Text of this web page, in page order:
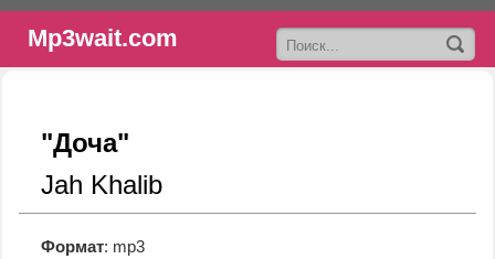
Mp3wait.com
"Доча"
Jah Khalib
Формат: mp3